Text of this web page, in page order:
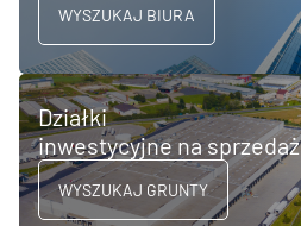
WYSZUKAJ BIURA
Działki
inwestycyjne na sprzedaż
WYSZUKAJ GRUNTY